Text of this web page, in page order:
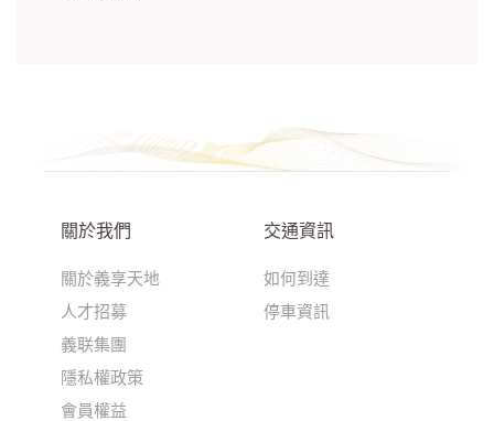
關於我們
關於義享天地
人才招募
義联集團
隱私權政策
會員權益
交通資訊
如何到達
停車資訊